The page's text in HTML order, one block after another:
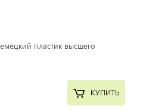
пластик высшего
КУПИТЬ